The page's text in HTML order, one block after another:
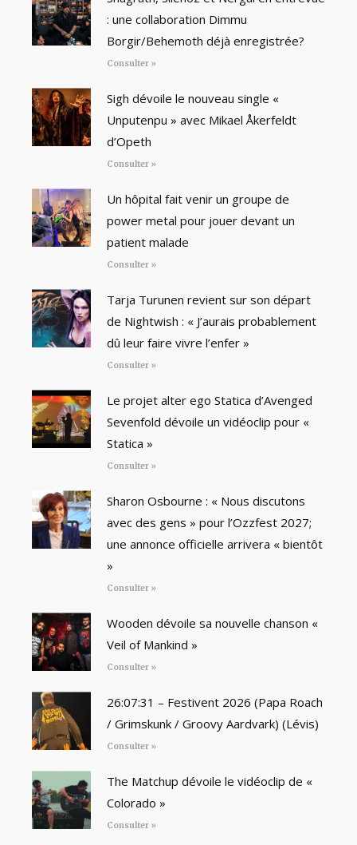
: une collaboration Dimmu
Borgir/Behemoth déjà enregistrée?
Consulter »
Sigh dévoile le nouveau single «
Unputenpu » avec Mikael Åkerfeldt
d’Opeth
Consulter »
Un hôpital fait venir un groupe de
power metal pour jouer devant un
patient malade
Consulter »
Tarja Turunen revient sur son départ
de Nightwish : « J’aurais probablement
dû leur faire vivre l’enfer »
Consulter »
Le projet alter ego Statica d’Avenged
Sevenfold dévoile un vidéoclip pour «
Statica »
Consulter »
Sharon Osbourne : « Nous discutons
avec des gens » pour l’Ozzfest 2027;
une annonce officielle arrivera « bientôt
»
Consulter »
Wooden dévoile sa nouvelle chanson «
Veil of Mankind »
Consulter »
26:07:31 – Festivent 2026 (Papa Roach
/ Grimskunk / Groovy Aardvark) (Lévis)
Consulter »
The Matchup dévoile le vidéoclip de «
Colorado »
Consulter »